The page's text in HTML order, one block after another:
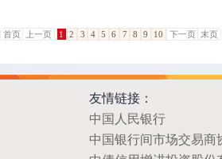
首页 上一页 1 2 3 4 5 6 7 8 9 10 下一页 末页
友情链接：
中国人民银行
中国银行间市场交易商